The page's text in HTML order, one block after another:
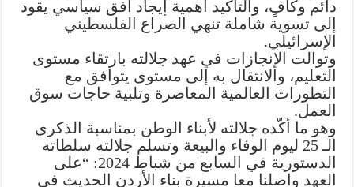
دائم وكافٍ، والتأكيد أهمية إيجاد أفق سياسي يقود
إلى تسوية شاملة تنهي الصراع الفلسطيني
الإسرائيلي.
وتوالت الإنجازات في عهد جلالته بارتقاء مستوى
التعليم، والانتقال به إلى مستوى يتوافق مع
التطورات العالمية المعاصرة وتلبية حاجات سوق
العمل.
وهو ما أكّده جلالته لأبناء الوطن بمناسبة الذكرى
الـ 25 ليوم الوفاء والبيعة وتسلم جلالته سلطاته
الدستورية في السابع من شباط 2024: “على
العهد واصلنا معا مسيرة بناء الأردن الحديث في